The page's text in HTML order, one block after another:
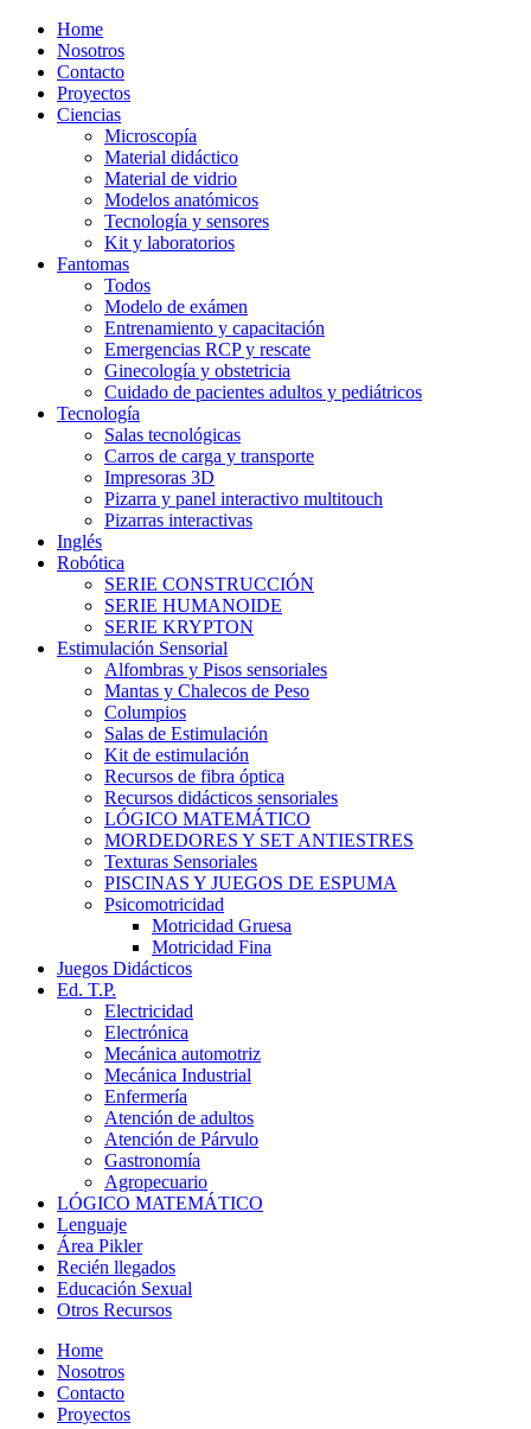
Home
Nosotros
Contacto
Proyectos
Ciencias
Microscopía
Material didáctico
Material de vidrio
Modelos anatómicos
Tecnología y sensores
Kit y laboratorios
Fantomas
Todos
Modelo de exámen
Entrenamiento y capacitación
Emergencias RCP y rescate
Ginecología y obstetricia
Cuidado de pacientes adultos y pediátricos
Tecnología
Salas tecnológicas
Carros de carga y transporte
Impresoras 3D
Pizarra y panel interactivo multitouch
Pizarras interactivas
Inglés
Robótica
SERIE CONSTRUCCIÓN
SERIE HUMANOIDE
SERIE KRYPTON
Estimulación Sensorial
Alfombras y Pisos sensoriales
Mantas y Chalecos de Peso
Columpios
Salas de Estimulación
Kit de estimulación
Recursos de fibra óptica
Recursos didácticos sensoriales
LÓGICO MATEMÁTICO
MORDEDORES Y SET ANTIESTRES
Texturas Sensoriales
PISCINAS Y JUEGOS DE ESPUMA
Psicomotricidad
Motricidad Gruesa
Motricidad Fina
Juegos Didácticos
Ed. T.P.
Electricidad
Electrónica
Mecánica automotriz
Mecánica Industrial
Enfermería
Atención de adultos
Atención de Párvulo
Gastronomía
Agropecuario
LÓGICO MATEMÁTICO
Lenguaje
Área Pikler
Recién llegados
Educación Sexual
Otros Recursos
Home
Nosotros
Contacto
Proyectos